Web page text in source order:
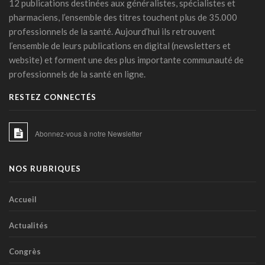
PFAS: un espoir bactérien
06 mars 2026 - 15:00
La zéaxanthine, immunité et cancers
18 février 2026 - 14:45
IA et médicaments : les "10 commandements"
17 février 2026 - 15:27
IA clinique : la Commission européenne balise une
intégration durable dans les hôpitaux
Les phénotypes cliniques de l’HTA: une stratification du
21 janvier 2026 - 16:39
métabolique accru
12 publications destinées aux généralistes, spécialistes et
pharmaciens, l’ensemble des titres touchent plus de 35.000
professionnels de la santé. Aujourd’hui ils retrouvent
l’ensemble de leurs publications en digital (newsletters et
website) et forment une des plus importante communauté de
professionnels de la santé en ligne.
RESTEZ CONNECTÉS
Abonnez-vous à notre Newsletter
NOS RUBRIQUES
Accueil
Actualités
Congrès